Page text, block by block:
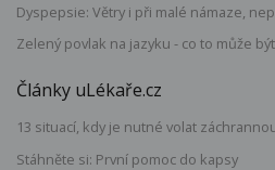
Dyspepsie: Větry i při malé námaze,
Zelený povlak na jazyku - co to může
Články uLékaře.cz
13 situací, kdy je nutné volat
Stáhněte si: První pomoc do kapsy